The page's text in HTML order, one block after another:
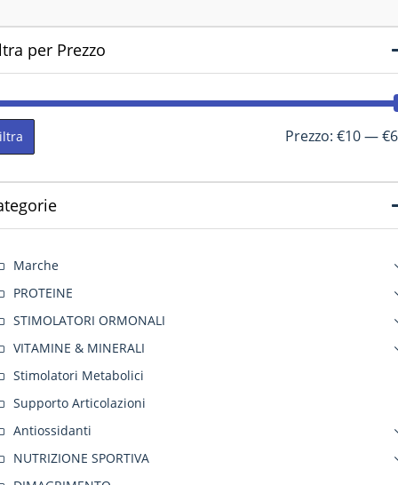
per Prezzo
Prezzo: €10—
Marche
PROTEINE
STIMOLATORI ORMONALI
VITAMINE & MINERALI
Stimolatori Metabolici
Supporto Articolazioni
Antiossidanti
NUTRIZIONE SPORTIVA